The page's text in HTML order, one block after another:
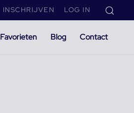
INSCHRIJVEN LOG IN
Favorieten Blog Contact